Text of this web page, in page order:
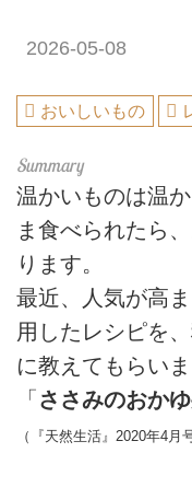
2026-05-08
おいしいもの
温かいものは温
ま食べられたら
ります。
最近、人気が高
用したレシピを、
に教えてもらい
「 ささみのおか
（『天然生活』2020年4月